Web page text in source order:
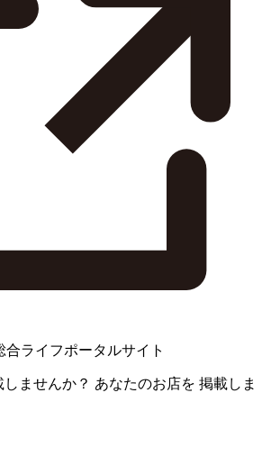
合ライフポータルサイト
ませんか？ あなたのお店を 掲載しま